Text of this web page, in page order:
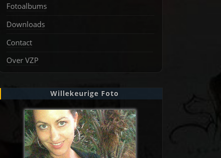
Fotoalbums
Downloads
Contact
Over VZP
Willekeurige Foto